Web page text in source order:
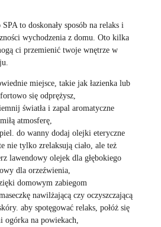
to doskonały sposób na relaks i
wychodzenia z domu. Oto kilka
ci przemienić twoje wnętrze w
miejsce, takie jak łazienka lub
się odprężysz,
światła i zapal aromatyczne
atmosferę,
do wanny dodaj olejki eteryczne
tylko zrelaksują ciało, ale też
lawendowy olejek dla głębokiego
dla orzeźwienia,
domowym zabiegom
nawilżającą czy oczyszczającą
aby spotęgować relaks, połóż się
ogórka na powiekach,